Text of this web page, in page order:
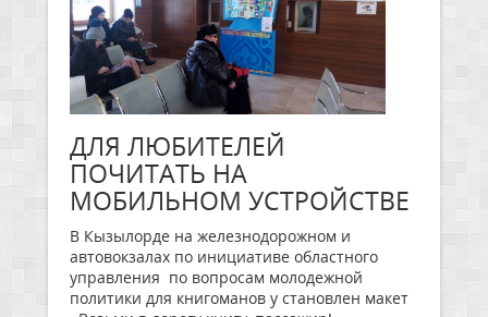
ДЛЯ ЛЮБИТЕЛЕЙ
ПОЧИТАТЬ НА
МОБИЛЬНОМ УСТРОЙСТВЕ
В Кызылорде на железнодорожном и
автовокзалах по инициативе областного
управления по вопросам молодежной
политики для книгоманов у становлен макет